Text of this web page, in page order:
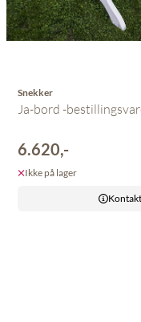
Snekker
Ja-bord -
6.620,-
Ikke på lager